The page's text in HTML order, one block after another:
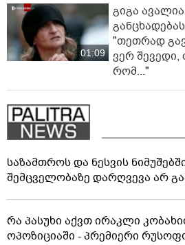
01:09
გიგა
"თეთრად
ვერ შევედი,
რომ..."
საზამთროს და ნესვის
შემცველობაზე დარღვევა არ
რა პასუხი აქვთ ირაკლი
ოპოზიციაში - პრემიერი